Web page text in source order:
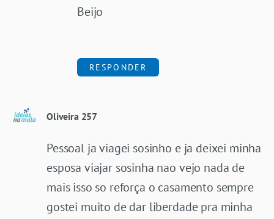
Beijo
RESPONDER
Oliveira 257
Pessoal ja viagei sosinho e ja deixei minha
esposa viajar sosinha nao vejo nada de
mais isso so reforça o casamento sempre
gostei muito de dar liberdade pra minha